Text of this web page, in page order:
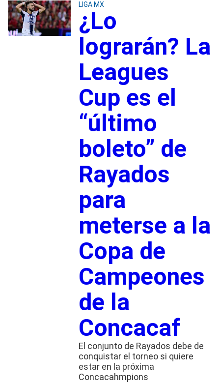
LIGA MX
¿Lo
lograrán? La
Leagues
Cup es el
“último
boleto” de
Rayados
para
meterse a la
Copa de
Campeones
de la
Concacaf
El conjunto de Rayados debe de
conquistar el torneo si quiere
estar en la próxima
Concacahmpions